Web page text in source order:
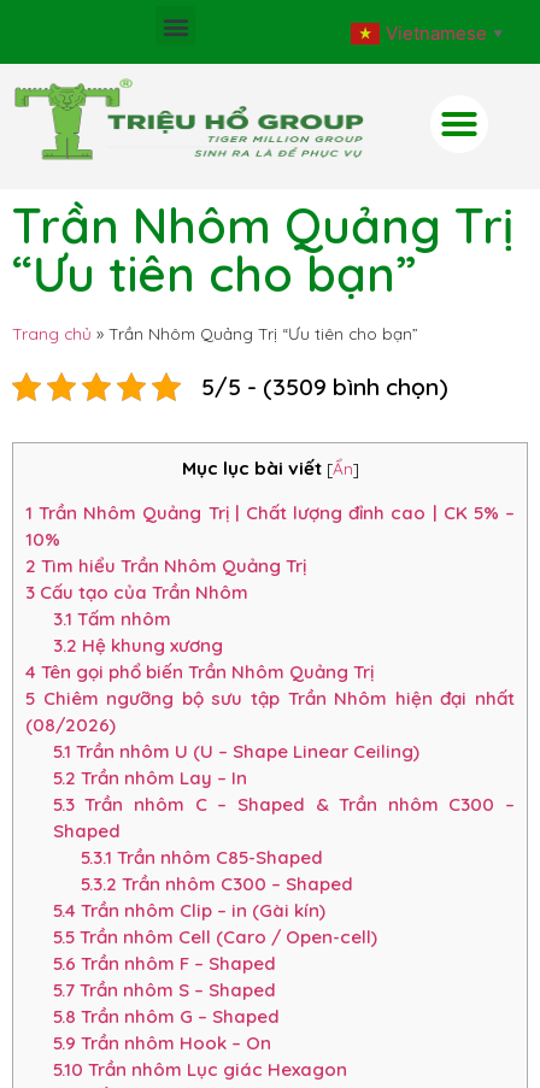
Vietnamese ▼
Trần Nhôm Quảng Trị
“Ưu tiên cho bạn”
Trang chủ » Trần Nhôm Quảng Trị “Ưu tiên cho bạn”
5/5 - (3509 bình chọn)
Mục lục bài viết [Ẩn]
1 Trần Nhôm Quảng Trị | Chất lượng đỉnh cao | CK 5% –
10%
2 Tìm hiểu Trần Nhôm Quảng Trị
3 Cấu tạo của Trần Nhôm
3.1 Tấm nhôm
3.2 Hệ khung xương
4 Tên gọi phổ biến Trần Nhôm Quảng Trị
5 Chiêm ngưỡng bộ sưu tập Trần Nhôm hiện đại nhất
(08/2026)
5.1 Trần nhôm U (U – Shape Linear Ceiling)
5.2 Trần nhôm Lay – In
5.3Trần nhôm C – Shaped & Trần nhôm C300 –
Shaped
5.3.1 Trần nhôm C85-Shaped
5.3.2 Trần nhôm C300 – Shaped
5.4 Trần nhôm Clip – in (Gài kín)
5.5Trần nhôm Cell (Caro / Open-cell)
5.6 Trần nhôm F – Shaped
5.7Trần nhôm S – Shaped
5.8 Trần nhôm G – Shaped
5.9 Trần nhôm Hook – On
5.10 Trần nhôm Lục giác Hexagon